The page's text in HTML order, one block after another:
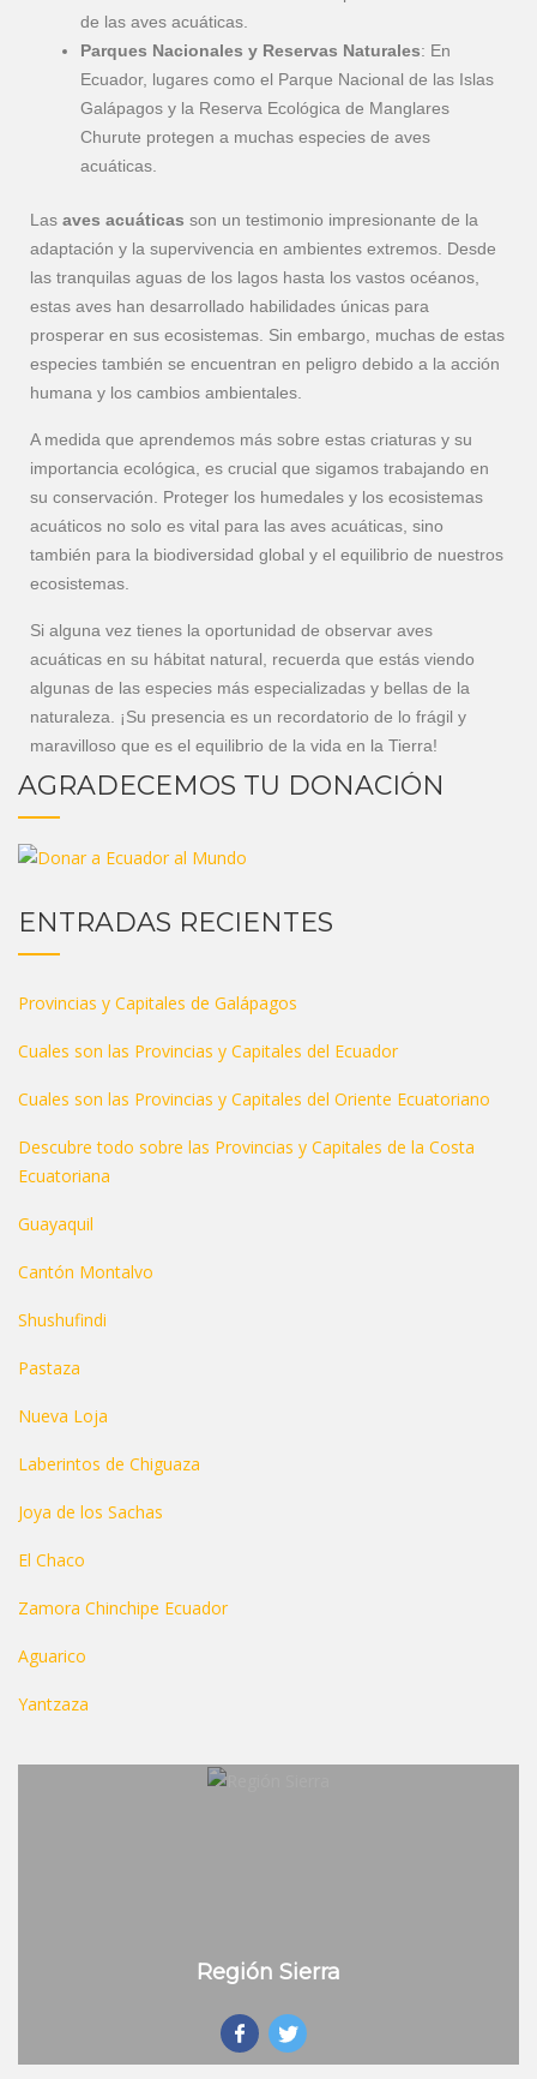
de las aves acuáticas.
Parques Nacionales y Reservas Naturales: En
Ecuador, lugares como el Parque Nacional de las Islas
Galápagos y la Reserva Ecológica de Manglares
Churute protegen a muchas especies de aves
acuáticas.
Las aves acuáticas son un testimonio impresionante de la
adaptación y la supervivencia en ambientes extremos. Desde
las tranquilas aguas de los lagos hasta los vastos océanos,
estas aves han desarrollado habilidades únicas para
prosperar en sus ecosistemas. Sin embargo, muchas de estas
especies también se encuentran en peligro debido a la acción
humana y los cambios ambientales.
A medida que aprendemos más sobre estas criaturas y su
importancia ecológica, es crucial que sigamos trabajando en
su conservación. Proteger los humedales y los ecosistemas
acuáticos no solo es vital para las aves acuáticas, sino
también para la biodiversidad global y el equilibrio de nuestros
ecosistemas.
Si alguna vez tienes la oportunidad de observar aves
acuáticas en su hábitat natural, recuerda que estás viendo
algunas de las especies más especializadas y bellas de la
naturaleza. ¡Su presencia es un recordatorio de lo frágil y
maravilloso que es el equilibrio de la vida en la Tierra!
AGRADECEMOS TU DONACIÓN
ENTRADAS RECIENTES
Provincias y Capitales de Galápagos
Cuales son las Provincias y Capitales del Ecuador
Cuales son las Provincias y Capitales del Oriente Ecuatoriano
Descubre todo sobre las Provincias y Capitales de la Costa
Ecuatoriana
Guayaquil
Cantón Montalvo
Shushufindi
Pastaza
Nueva Loja
Laberintos de Chiguaza
Joya de los Sachas
El Chaco
Zamora Chinchipe Ecuador
Aguarico
Yantzaza
Región Sierra